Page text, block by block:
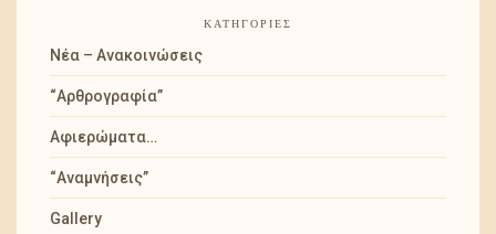
ΚΑΤΗΓΟΡΊΕΣ
Νέα – Ανακοινώσεις
“Αρθρογραφία”
Αφιερώματα…
“Αναμνήσεις”
Gallery